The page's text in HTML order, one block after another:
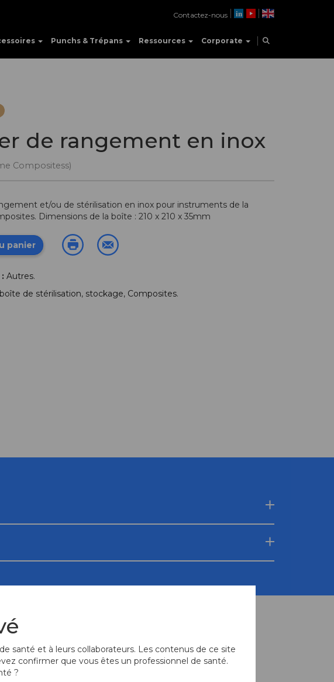
Punchs & Trépans Ressources Corporate
Contactez-nous
de rangement en inox
Compositess)
et/ou de stérilisation en inox pour instruments de la
Dimensions de la boîte : 210 x 210 x 35mm
panier
Autres.
boîte de stérilisation, stockage, Composites.
santé et à leurs collaborateurs. Les contenus de ce site
confirmer que vous êtes un professionnel de santé.
?